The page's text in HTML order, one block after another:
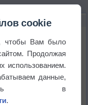
волны тепла
cookie
чтобы Вам было
Продолжая
использованием.
данные,
в
.